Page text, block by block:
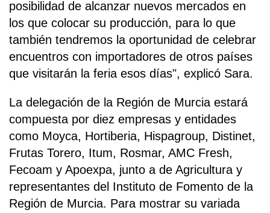
posibilidad de alcanzar nuevos mercados en
los que colocar su producción, para lo que
también tendremos la oportunidad de celebrar
encuentros con importadores de otros países
que visitarán la feria esos días", explicó Sara.
La delegación de la Región de Murcia estará
compuesta por diez empresas y entidades
como Moyca, Hortiberia, Hispagroup, Distinet,
Frutas Torero, Itum, Rosmar, AMC Fresh,
Fecoam y Apoexpa, junto a de Agricultura y
representantes del Instituto de Fomento de la
Región de Murcia. Para mostrar su variada